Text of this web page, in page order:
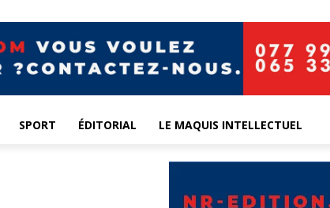
SPORT ÉDITORIAL LE MAQUIS INTELLECTUEL